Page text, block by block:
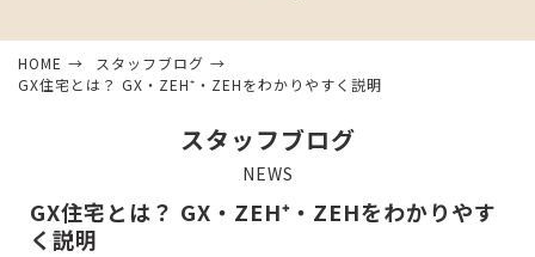
HOME
スタッフブログ
GX住宅とは？ GX・ZEH⁺・ZEHをわかりやすく説明
スタッフブログ
NEWS
GX住宅とは？ GX・ZEH⁺・ZEHをわかりやす
く説明